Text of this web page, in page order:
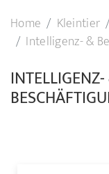
Home Kleintier
Intelligenz- &